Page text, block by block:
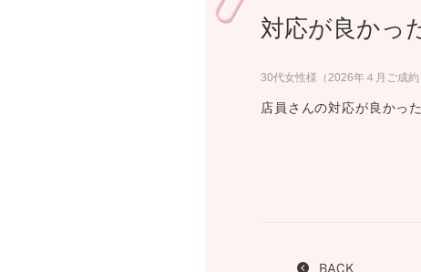
ダイヤモンドシェイプコレクション
ペールブラウンゴールド
プロ
ン
プロ
ご来
対応が良かっ
30代女性様（2026年４月ご成約
店員さんの対応が良かっ
BACK